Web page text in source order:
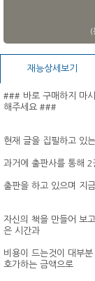
(
재능상세보기
### 바로 구매하지 마
해주세요 ###
현재 글을 집필하고 있
과거에 출판사를 통해
출판을 하고 있으며 지
자신의 책을 만들어 보
은 시간과
비용이 드는것이 대부
호가하는 금액으로